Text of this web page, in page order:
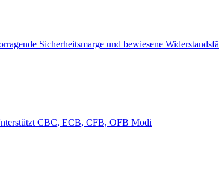
Sicherheitsmarge und bewiesene
CBC, ECB, CFB, OFB Modi